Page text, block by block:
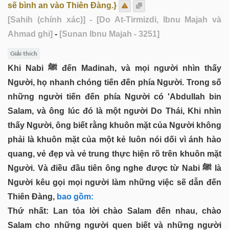
sẽ bình an vào Thiên Đàng.}
[Sahih (chính xác)] - [Do At-Tirmizdi, Ibnu Majah và
Ahmad ghi] - [Sunan Ibnu Majah - 3251]
Giải thích
Khi Nabi ﷺ đến Madinah, và mọi người nhìn thấy
Người, họ nhanh chóng tiến đến phía Người. Trong số
những người tiến đến phía Người có 'Abdullah bin
Salam, và ông lúc đó là một người Do Thái, Khi nhìn
thấy Người, ông biết rằng khuôn mặt của Người không
phải là khuôn mặt của một kẻ luôn nói dối vì ánh hào
quang, vẻ đẹp và vẻ trung thực hiện rõ trên khuôn mặt
Người. Và điều đầu tiên ông nghe được từ Nabi ﷺ là
Người kêu gọi mọi người làm những việc sẽ dẫn đến
Thiên Đàng, bao gồm:
Thứ nhất: Lan tỏa lời chào Salam đến nhau, chào
Salam cho những người quen biết và những người